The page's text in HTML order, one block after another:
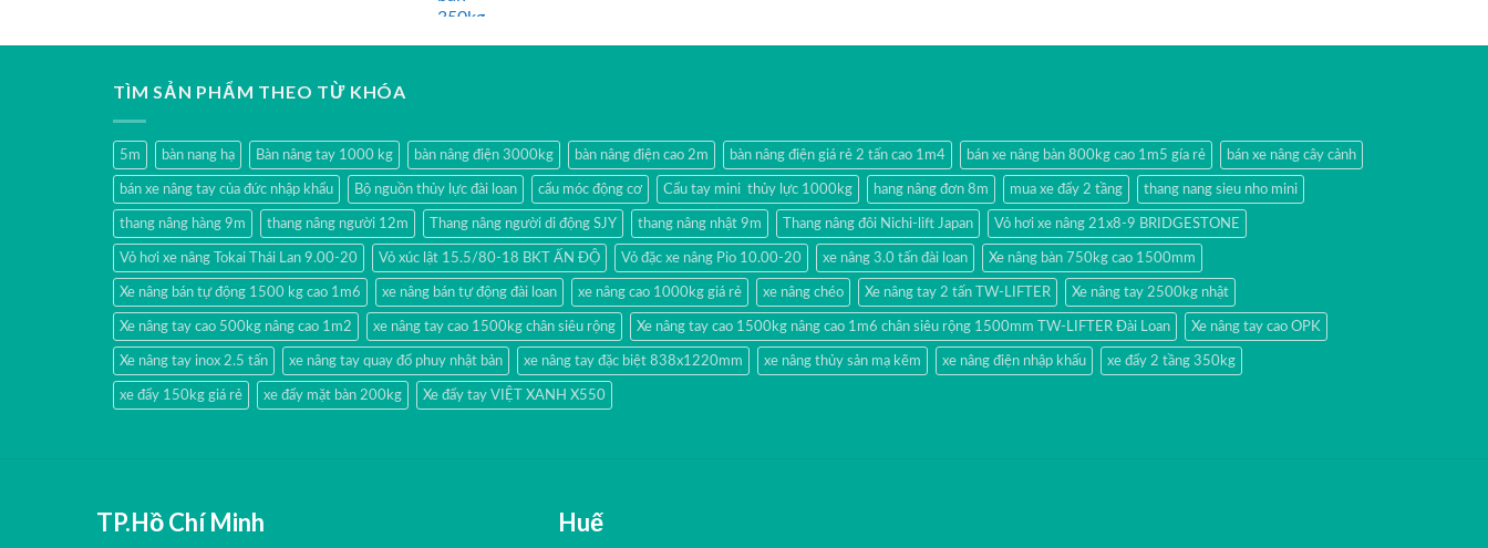
TÌM SẢN PHẨM THEO TỪ KHÓA
5m bàn nang hạ Bàn nâng tay 1000 kg bàn nâng điện 3000kg bàn nâng điện cao 2m bàn nâng điện giá rẻ 2 tấn cao 1m4 bán xe nâng bàn 800kg cao 1m5 gía rẻ bán xe nâng cây cảnh
bán xe nâng tay của đức nhập khẩu Bộ nguồn thủy lực đài loan cẩu móc động cơ Cẩu tay mini thủy lực 1000kg hang nâng đơn 8m mua xe đẩy 2 tầng thang nang sieu nho mini
thang nâng hàng 9m thang nâng người 12m Thang nâng người di động SJY thang nâng nhật 9m Thang nâng đôi Nichi-lift Japan Vỏ hơi xe nâng 21x8-9 BRIDGESTONE
Vỏ hơi xe nâng Tokai Thái Lan 9.00-20 Vỏ xúc lật 15.5/80-18 BKT ẤN ĐỘ Vỏ đặc xe nâng Pio 10.00-20 xe nâng 3.0 tấn đài loan Xe nâng bàn 750kg cao 1500mm
Xe nâng bán tự động 1500 kg cao 1m6 xe nâng bán tự động đài loan xe nâng cao 1000kg giá rẻ xe nâng chéo Xe nâng tay 2 tấn TW-LIFTER Xe nâng tay 2500kg nhật
Xe nâng tay cao 500kg nâng cao 1m2 xe nâng tay cao 1500kg chân siêu rộng Xe nâng tay cao 1500kg nâng cao 1m6 chân siêu rộng 1500mm TW-LIFTER Đài Loan Xe nâng tay cao OPK
Xe nâng tay inox 2.5 tấn xe nâng tay quay đổ phuy nhật bản xe nâng tay đặc biệt 838x1220mm xe nâng thủy sản mạ kẽm xe nâng điện nhập khấu xe đẩy 2 tầng 350kg
xe đẩy 150kg giá rẻ xe đẩy mặt bàn 200kg Xe đẩy tay VIỆT XANH X550
TP.Hồ Chí Minh Huế